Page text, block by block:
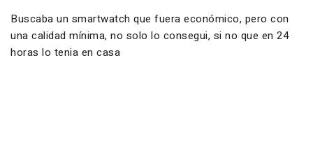
Buscaba un smartwatch que fuera económico, pero con
una calidad mínima, no solo lo consegui, si no que en 24
horas lo tenia en casa